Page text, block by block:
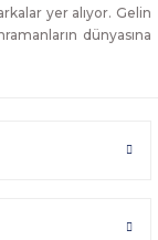
yer alıyor. Gelin
dünyasına